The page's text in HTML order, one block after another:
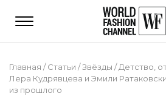
Главная /Статьи /Звёзды /Детство,
Лера Кудрявцева и Эмили
из прошлого